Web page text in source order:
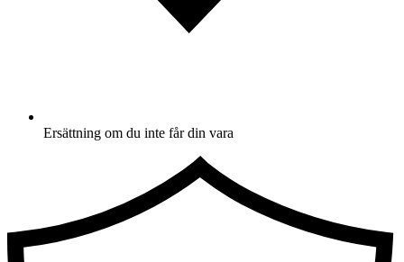
Ersättning om du inte får din vara